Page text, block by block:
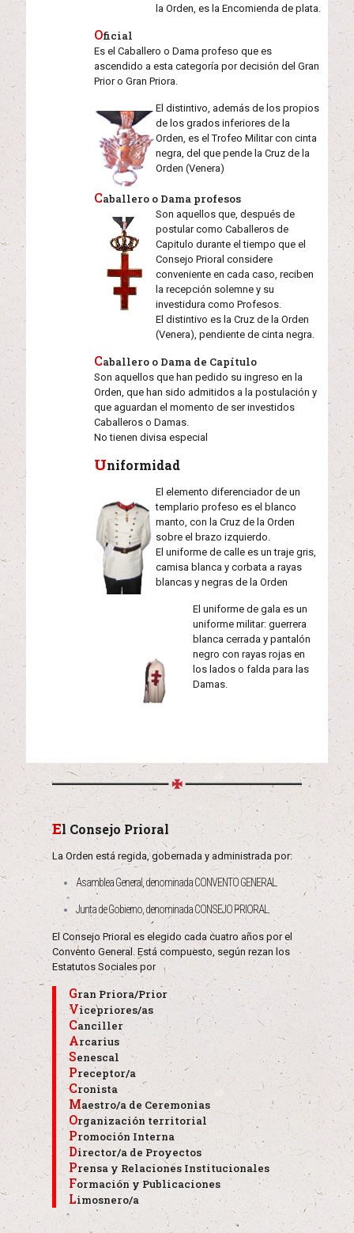
la Orden, es la Encomienda de plata.
Oficial
Es el Caballero o Dama profeso que es
ascendido a esta categoría por decisión del Gran
Prior o Gran Priora.
El distintivo, además de los propios
de los grados inferiores de la
Orden, es el Trofeo Militar con cinta
negra, del que pende la Cruz de la
Orden (Venera)
Caballero o Dama profesos
Son aquellos que, después de
postular como Caballeros de
Capitulo durante el tiempo que el
Consejo Prioral considere
conveniente en cada caso, reciben
la recepción solemne y su
investidura como Profesos.
El distintivo es la Cruz de la Orden
(Venera), pendiente de cinta negra.
Caballero o Dama de Capítulo
Son aquellos que han pedido su ingreso en la
Orden, que han sido admitidos a la postulación y
que aguardan el momento de ser investidos
Caballeros o Damas.
No tienen divisa especial
Uniformidad
El elemento diferenciador de un
templario profeso es el blanco
manto, con la Cruz de la Orden
sobre el brazo izquierdo.
El uniforme de calle es un traje gris,
camisa blanca y corbata a rayas
blancas y negras de la Orden
El uniforme de gala es un
uniforme militar: guerrera
blanca cerrada y pantalón
negro con rayas rojas en
los lados o falda para las
Damas.
El Consejo Prioral
La Orden está regida, gobernada y administrada por:
Asamblea General, denominada CONVENTO GENERAL.
Junta de Gobierno, denominada CONSEJO PRIORAL.
El Consejo Prioral es elegido cada cuatro años por el
Convento General. Está compuesto, según rezan los
Estatutos Sociales por
Gran Priora/Prior
Vicepriores/as
Canciller
Arcarius
Senescal
Preceptor/a
Cronista
Maestro/a de Ceremonias
Organización territorial
Promoción Interna
Director/a de Proyectos
Prensa y Relaciones Institucionales
Formación y Publicaciones
Limosnero/a